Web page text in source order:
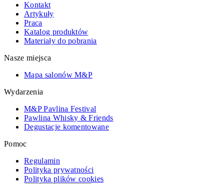
Kontakt
Artykuły
Praca
Katalog produktów
Materiały do pobrania
Nasze miejsca
Mapa salonów M&P
Wydarzenia
M&P Pavlina Festival
Pawlina Whisky & Friends
Degustacje komentowane
Pomoc
Regulamin
Polityka prywatności
Polityka plików cookies